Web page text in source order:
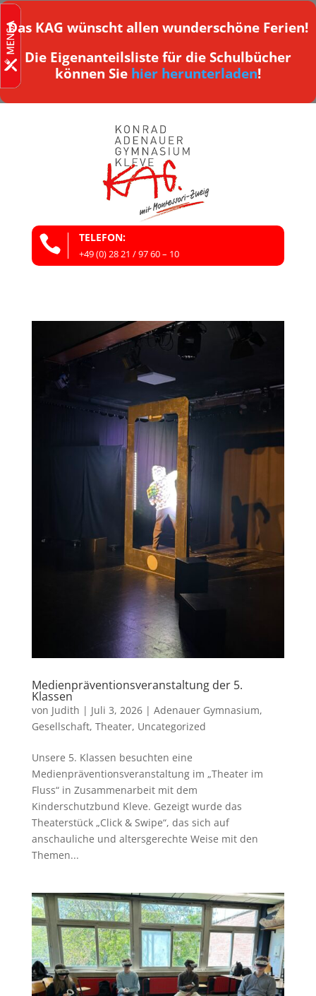
Das KAG wünscht allen wunderschöne Ferien!
Die Eigenanteilsliste für die Schulbücher
können Sie hier herunterladen!
 TELEFON:
+49 (0) 28 21 / 97 60 – 10
Medienpräventionsveranstaltung der 5.
Klassen
von Judith | Juli 3, 2026| Adenauer Gymnasium,
Gesellschaft, Theater, Uncategorized
Unsere 5. Klassen besuchten eine
Medienpräventionsveranstaltung im „Theater im
Fluss“ in Zusammenarbeit mit dem
Kinderschutzbund Kleve. Gezeigt wurde das
Theaterstück „Click & Swipe“, das sich auf
anschauliche und altersgerechte Weise mit den
Themen...